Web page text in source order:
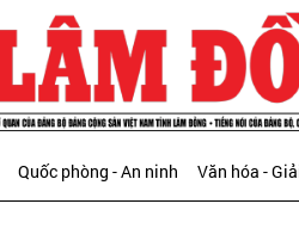
Quốc phòng - An ninh Văn hóa -